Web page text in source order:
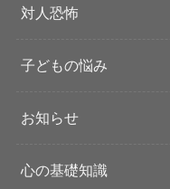
対人恐怖
子どもの悩み
お知らせ
心の基礎知識